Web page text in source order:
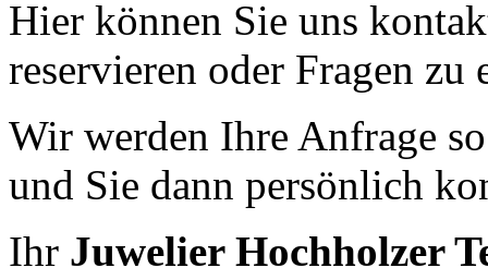
Hier können Sie uns
reservieren oder Fragen
Wir werden Ihre Anfrage
und Sie dann persönlich
Ihr Juwelier Hochholzer